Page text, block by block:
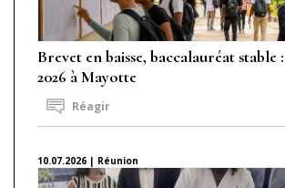
Brevet en baisse, baccalauréat stable
2026 à Mayotte
Réagir
10.07.2026 | Réunion